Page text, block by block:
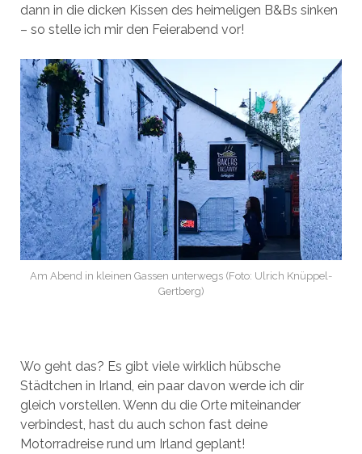
dann in die dicken Kissen des heimeligen B&Bs sinken
– so stelle ich mir den Feierabend vor!
Am Abend in kleinen Gassen unterwegs (Foto: Ulrich Knüppel-
Gertberg)
Wo geht das? Es gibt viele wirklich hübsche
Städtchen in Irland, ein paar davon werde ich dir
gleich vorstellen. Wenn du die Orte miteinander
verbindest, hast du auch schon fast deine
Motorradreise rund um Irland geplant!